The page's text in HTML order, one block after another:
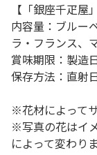
【「銀座千疋屋
内容量：ブルー
ラ・フランス、
賞味期限：製造
保存方法：直射
※花材によって
※写真の花はイ
によって変わり